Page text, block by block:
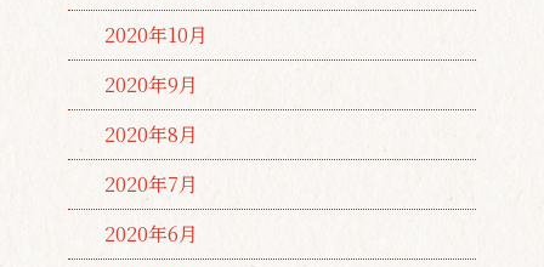
2020年10月
2020年9月
2020年8月
2020年7月
2020年6月